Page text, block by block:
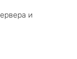
и